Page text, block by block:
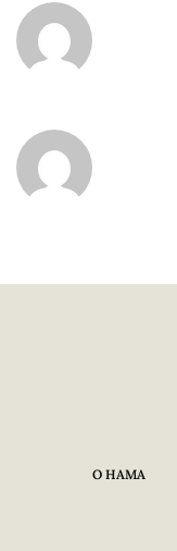
О НАМА